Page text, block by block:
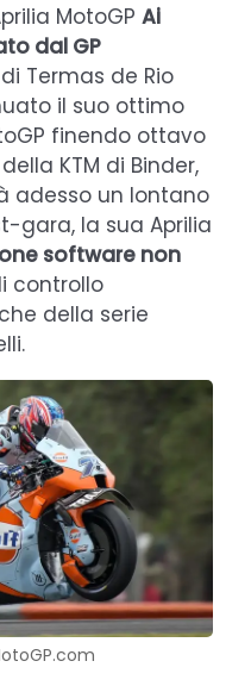
MotoGP Ai
dal GP
Termas de Rio
il suo ottimo
finendo ottavo
KTM di Binder,
adesso un lontano
gara, la sua Aprilia
software non
controllo
della serie